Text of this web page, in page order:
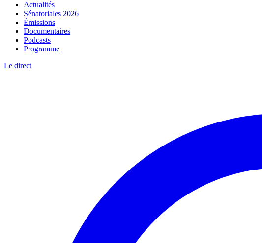
Actualités
Sénatoriales 2026
Émissions
Documentaires
Podcasts
Programme
Le direct